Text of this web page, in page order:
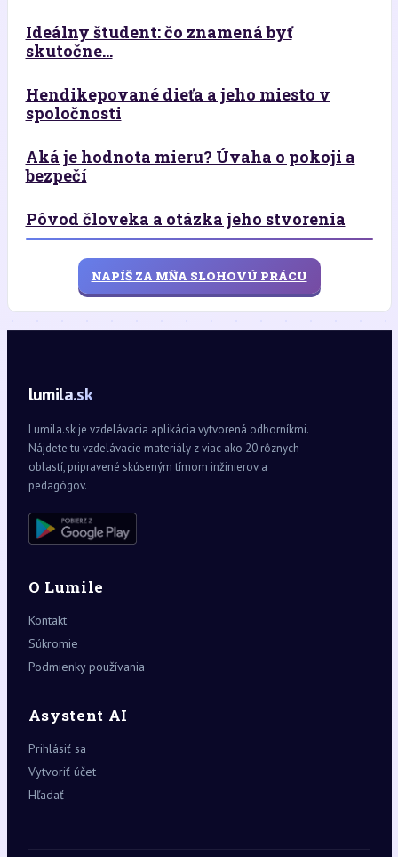
Ideálny študent: čo znamená byť
skutočne...
Hendikepované dieťa a jeho miesto v
spoločnosti
Aká je hodnota mieru? Úvaha o pokoji a
bezpečí
Pôvod človeka a otázka jeho stvorenia
NAPÍŠ ZA MŇA SLOHOVÚ PRÁCU
lumila.sk
Lumila.sk je vzdelávacia aplikácia vytvorená odborníkmi.
Nájdete tu vzdelávacie materiály z viac ako 20 rôznych
oblastí, pripravené skúseným tímom inžinierov a
pedagógov.
O Lumile
Kontakt
Súkromie
Podmienky používania
Asystent AI
Prihlásiť sa
Vytvoriť účet
Hľadať